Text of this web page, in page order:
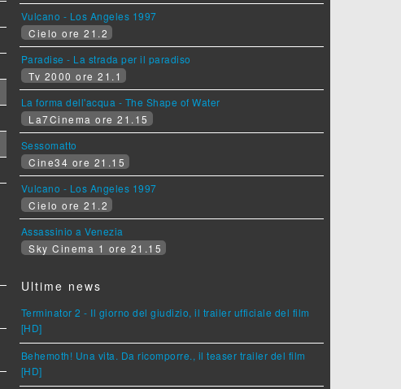
Vulcano - Los Angeles 1997
Cielo ore 21.2
Paradise - La strada per il paradiso
Tv 2000 ore 21.1
La forma dell'acqua - The Shape of Water
La7Cinema ore 21.15
Sessomatto
Cine34 ore 21.15
Vulcano - Los Angeles 1997
Cielo ore 21.2
Assassinio a Venezia
Sky Cinema 1 ore 21.15
Ultime news
Terminator 2 - Il giorno del giudizio, il trailer ufficiale del film
[HD]
Behemoth! Una vita. Da ricomporre., il teaser trailer del film
[HD]